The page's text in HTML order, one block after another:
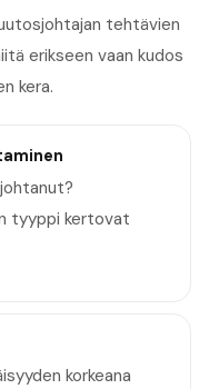
tehtävien
erikseen vaan kudos
kera.
tyyppi kertovat
korkeana